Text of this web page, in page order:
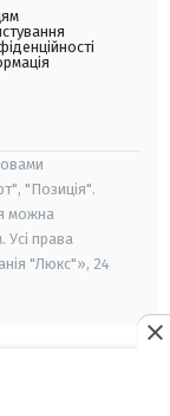
"Позиція".
можна
Усі права
"Люкс"», 24